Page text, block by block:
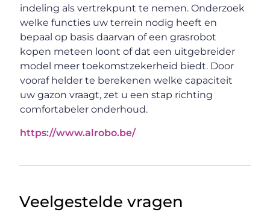
indeling als vertrekpunt te nemen. Onderzoek
welke functies uw terrein nodig heeft en
bepaal op basis daarvan of een grasrobot
kopen meteen loont of dat een uitgebreider
model meer toekomstzekerheid biedt. Door
vooraf helder te berekenen welke capaciteit
uw gazon vraagt, zet u een stap richting
comfortabeler onderhoud.
https://www.alrobo.be/
Veelgestelde vragen